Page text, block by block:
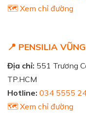
🗺️ Xem chỉ đường
📍 PENSILIA
Địa chỉ: 551 Trương
TP.HCM
Hotline: 034 5555
🗺️ Xem chỉ đường